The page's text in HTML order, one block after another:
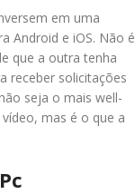
em uma
Android e iOS. Não é
que a outra tenha
receber solicitações
seja o mais well-
mas é o que a